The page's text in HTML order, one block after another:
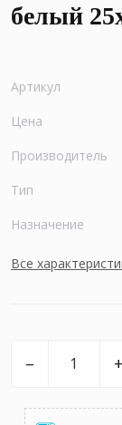
белый
Артикул
Цена
Производитель
Тип
Назначение
Все
– +